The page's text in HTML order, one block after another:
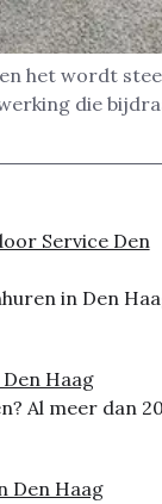
het wordt
die
Service Den
in Den
Haag
Al meer dan 20
Den Haag